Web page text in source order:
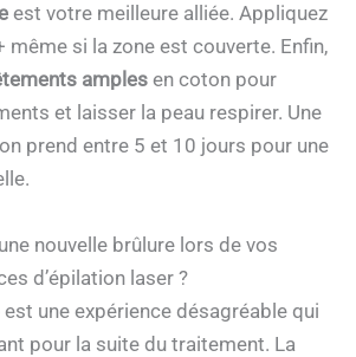
est votre meilleure alliée. Appliquez
même si la zone est couverte. Enfin,
amples en coton pour
et laisser la peau respirer. Une
prend entre 5 et 10 jours pour une
nouvelle brûlure lors de vos
d’épilation laser ?
une expérience désagréable qui
pour la suite du traitement. La